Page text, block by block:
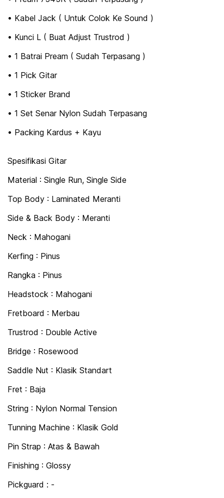
• Kabel Jack ( Untuk Colok Ke Sound )
• Kunci L ( Buat Adjust Trustrod )
• 1 Batrai Pream ( Sudah Terpasang )
• 1 Pick Gitar
• 1 Sticker Brand
• 1 Set Senar Nylon Sudah Terpasang
• Packing Kardus + Kayu
Spesifikasi Gitar
Material : Single Run, Single Side
Top Body : Laminated Meranti
Side & Back Body : Meranti
Neck : Mahogani
Kerfing : Pinus
Rangka : Pinus
Headstock : Mahogani
Fretboard : Merbau
Trustrod : Double Active
Bridge : Rosewood
Saddle Nut : Klasik Standart
Fret : Baja
String : Nylon Normal Tension
Tunning Machine : Klasik Gold
Pin Strap : Atas & Bawah
Finishing : Glossy
Pickguard : -